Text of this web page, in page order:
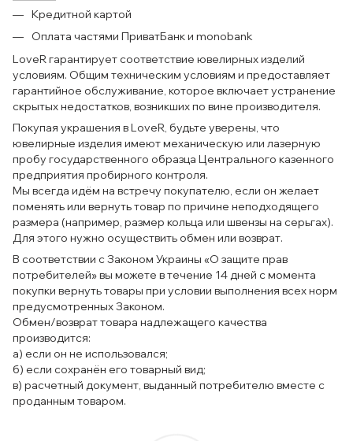
Кредитной картой
Оплата частями ПриватБанк и monobank
LoveR гарантирует соответствие ювелирных изделий
условиям. Общим техническим условиям и предоставляет
гарантийное обслуживание, которое включает устранение
скрытых недостатков, возникших по вине производителя.
Покупая украшения в LoveR, будьте уверены, что
ювелирные изделия имеют механическую или лазерную
пробу государственного образца Центрального казенного
предприятия пробирного контроля.
Мы всегда идём на встречу покупателю, если он желает
поменять или вернуть товар по причине неподходящего
размера (например, размер кольца или швензы на серьгах).
Для этого нужно осуществить обмен или возврат.
В соответствии с Законом Украины «О защите прав
потребителей» вы можете в течение 14 дней с момента
покупки вернуть товары при условии выполнения всех норм
предусмотренных Законом.
Обмен/возврат товара надлежащего качества
производится:
а) если он не использовался;
б) если сохранён его товарный вид;
в) расчетный документ, выданный потребителю вместе с
проданным товаром.